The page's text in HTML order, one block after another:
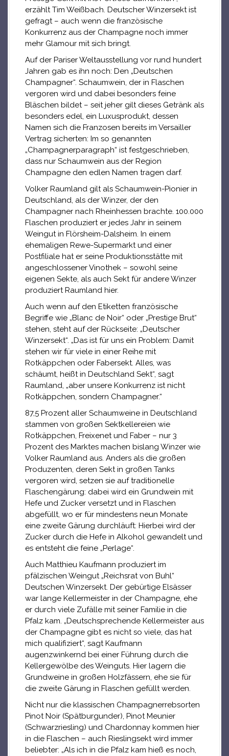
erzählt Tim Weißbach. Deutscher Winzersekt ist
gefragt – auch wenn die französische
Konkurrenz aus der Champagne noch immer
mehr Glamour mit sich bringt.
Auf der Pariser Weltausstellung vor rund hundert
Jahren gab es ihn noch: Den „Deutschen
Champagner“. Schaumwein, der in Flaschen
vergoren wird und dabei besonders feine
Bläschen bildet – seit jeher gilt dieses Getränk als
besonders edel, ein Luxusprodukt, dessen
Namen sich die Franzosen bereits im Versailler
Vertrag sicherten: Im so genannten
„Champagnerparagraph“ ist festgeschrieben,
dass nur Schaumwein aus der Region
Champagne den edlen Namen tragen darf.
Volker Raumland gilt als Schaumwein-Pionier in
Deutschland, als der Winzer, der den
Champagner nach Rheinhessen brachte. 100.000
Flaschen produziert er jedes Jahr in seinem
Weingut in Flörsheim-Dalsheim. In einem
ehemaligen Rewe-Supermarkt und einer
Postfiliale hat er seine Produktionsstätte mit
angeschlossener Vinothek – sowohl seine
eigenen Sekte, als auch Sekt für andere Winzer
produziert Raumland hier.
Auch wenn auf den Etiketten französische
Begriffe wie „Blanc de Noir“ oder „Prestige Brut“
stehen, steht auf der Rückseite: „Deutscher
Winzersekt“. „Das ist für uns ein Problem: Damit
stehen wir für viele in einer Reihe mit
Rotkäppchen oder Fabersekt. Alles, was
schäumt, heißt in Deutschland Sekt“, sagt
Raumland, „aber unsere Konkurrenz ist nicht
Rotkäppchen, sondern Champagner.“
87,5 Prozent aller Schaumweine in Deutschland
stammen von großen Sektkellereien wie
Rotkäppchen, Freixenet und Faber – nur 3
Prozent des Marktes machen bislang Winzer wie
Volker Raumland aus. Anders als die großen
Produzenten, deren Sekt in großen Tanks
vergoren wird, setzen sie auf traditionelle
Flaschengärung: dabei wird ein Grundwein mit
Hefe und Zucker versetzt und in Flaschen
abgefüllt, wo er für mindestens neun Monate
eine zweite Gärung durchläuft: Hierbei wird der
Zucker durch die Hefe in Alkohol gewandelt und
es entsteht die feine „Perlage“.
Auch Matthieu Kaufmann produziert im
pfälzischen Weingut „Reichsrat von Buhl“
Deutschen Winzersekt. Der gebürtige Elsässer
war lange Kellermeister in der Champagne, ehe
er durch viele Zufälle mit seiner Familie in die
Pfalz kam. „Deutschsprechende Kellermeister aus
der Champagne gibt es nicht so viele, das hat
mich qualifiziert“, sagt Kaufmann
augenzwinkernd bei einer Führung durch die
Kellergewölbe des Weinguts. Hier lagern die
Grundweine in großen Holzfässern, ehe sie für
die zweite Gärung in Flaschen gefüllt werden.
Nicht nur die klassischen Champagnerrebsorten
Pinot Noir (Spätburgunder), Pinot Meunier
(Schwarzriesling) und Chardonnay kommen hier
in die Flaschen – auch Rieslingsekt wird immer
beliebter: „Als ich in die Pfalz kam hieß es noch,